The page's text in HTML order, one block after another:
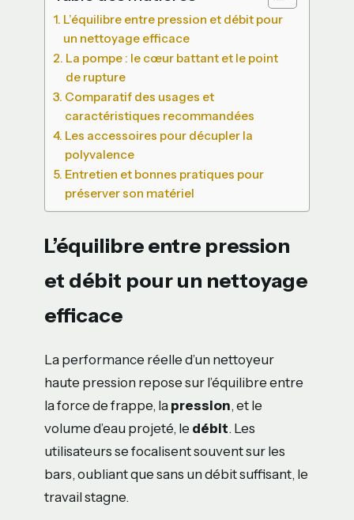
L’équilibre entre pression et débit pour
un nettoyage efficace
La pompe : le cœur battant et le point
de rupture
Comparatif des usages et
caractéristiques recommandées
Les accessoires pour décupler la
polyvalence
Entretien et bonnes pratiques pour
préserver son matériel
L’équilibre entre pression
et débit pour un nettoyage
efficace
La performance réelle d’un nettoyeur
haute pression repose sur l’équilibre entre
la force de frappe, la pression, et le
volume d’eau projeté, le débit. Les
utilisateurs se focalisent souvent sur les
bars, oubliant que sans un débit suffisant, le
travail stagne.